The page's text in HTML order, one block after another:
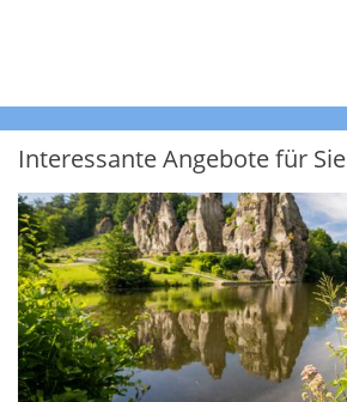
Interessante Angebote für Sie